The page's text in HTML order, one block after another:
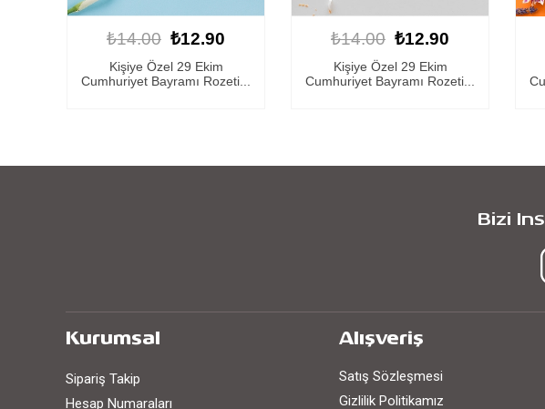
₺14.00 ₺12.90
Kişiye Özel 29 Ekim
Cumhuriyet Bayramı Rozeti...
₺14.00 ₺12.90
Kişiye Özel 29 Ekim
Cumhuriyet Bayramı Rozeti...
Bizi
Kurumsal
Sipariş Takip
Hesap Numaraları
Alışveriş
Satış Sözleşmesi
Gizlilik Politikamız